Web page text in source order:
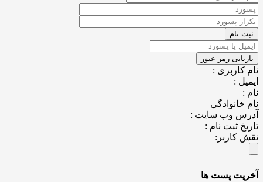
:
:
وب سایت :
ثبت نام :
کاربر:
پست ها